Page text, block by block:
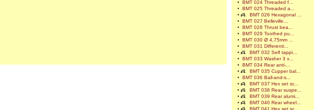
•
BMT 024 Threaded f...
•
BMT 025 Threaded a...
•
BMT 026 Hexagonal ...
•
BMT 027 Belleville...
•
BMT 028 Thrust bea...
•
BMT 029 Toothed pu...
•
BMT 030 Ø 4,75mm ...
•
BMT 031 Differenti...
•
BMT 032 Self tappi...
•
BMT 033 Washer 3 x...
•
BMT 034 Rear anti-...
•
BMT 035 Cupper bal...
•
BMT 036 Ball-and-s...
•
BMT 037 Hex set sc...
•
BMT 038 Rear suspe...
•
BMT 039 Rear alumi...
•
BMT 040 Rear wheel...
•
BMT 041 Hex set sc...